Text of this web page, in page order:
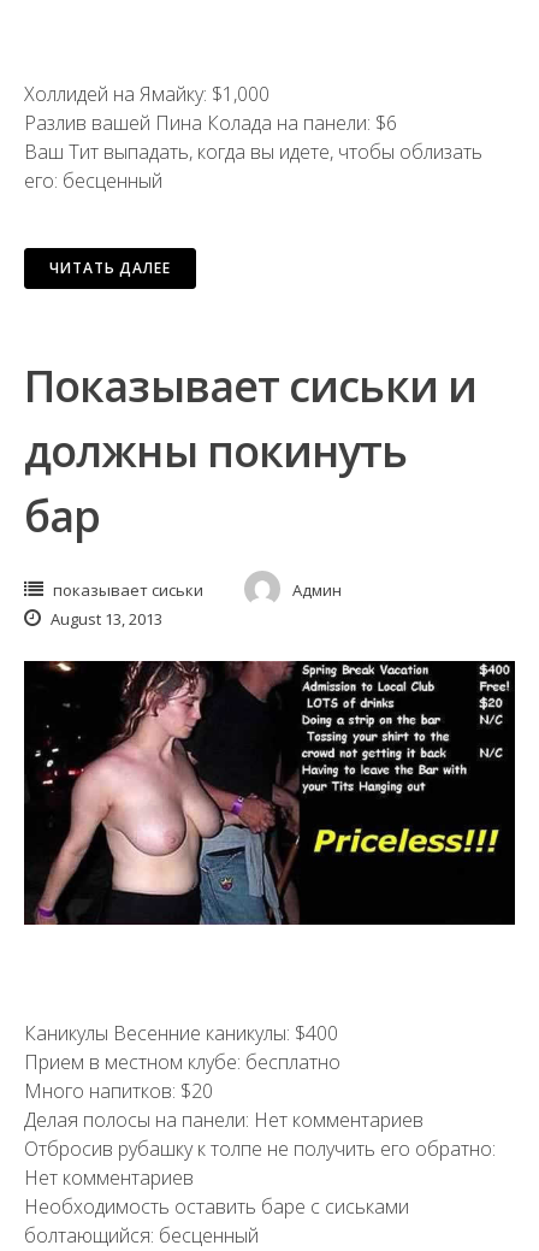
Холлидей на Ямайку: $1,000
Разлив вашей Пина Колада на панели: $6
Ваш Тит выпадать, когда вы идете, чтобы облизать
его: бесценный
ЧИТАТЬ ДАЛЕЕ
Показывает сиськи и
должны покинуть
бар
показывает сиськи
Админ
August 13, 2013
Каникулы Весенние каникулы: $400
Прием в местном клубе: бесплатно
Много напитков: $20
Делая полосы на панели: Нет комментариев
Отбросив рубашку к толпе не получить его обратно:
Нет комментариев
Необходимость оставить баре с сиськами
болтающийся: бесценный